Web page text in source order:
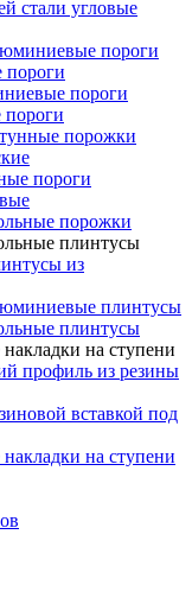
стали угловые
пороги
пороги
порожки
пороги
порожки
плинтусы
из
плинтусы
плинтусы
на ступени
профиль из резины
вставкой под
на ступени